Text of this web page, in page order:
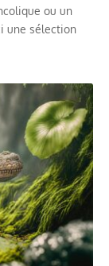
ou un
une sélection